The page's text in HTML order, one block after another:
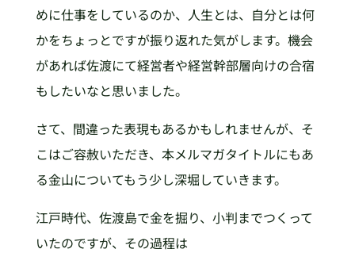
めに仕事をしているのか、人生とは、自分とは何
かをちょっとですが振り返れた気がします。機会
があれば佐渡にて経営者や経営幹部層向けの合宿
もしたいなと思いました。
さて、間違った表現もあるかもしれませんが、そ
こはご容赦いただき、本メルマガタイトルにもあ
る金山についてもう少し深堀していきます。
江戸時代、佐渡島で金を掘り、小判までつくって
いたのですが、その過程は